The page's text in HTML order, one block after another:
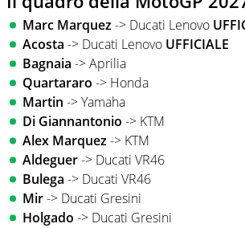
Marc Marquez-> Ducati Lenovo
Acosta -> Ducati Lenovo UFFICIALE
Bagnaia -> Aprilia
Quartararo -> Honda
Martin -> Yamaha
Di Giannantonio -> KTM
Alex Marquez-> KTM
Aldeguer-> Ducati VR46
Bulega -> Ducati VR46
Mir-> Ducati Gresini
Holgado -> Ducati Gresini